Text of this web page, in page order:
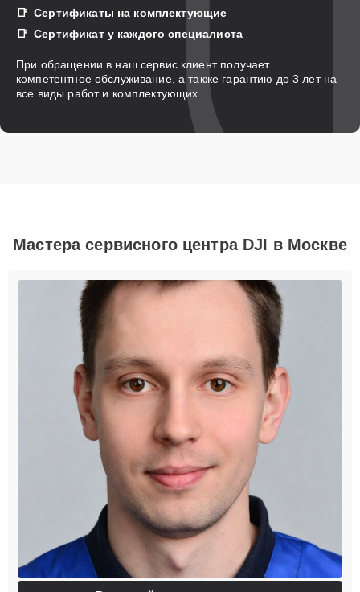
Сертификаты на комплектующие
Сертификат у каждого специалиста
При обращении в наш сервис клиент получает
компетентное обслуживание, а также гарантию до 3 лет на
все виды работ и комплектующих.
Мастера сервисного центра DJI в Москве